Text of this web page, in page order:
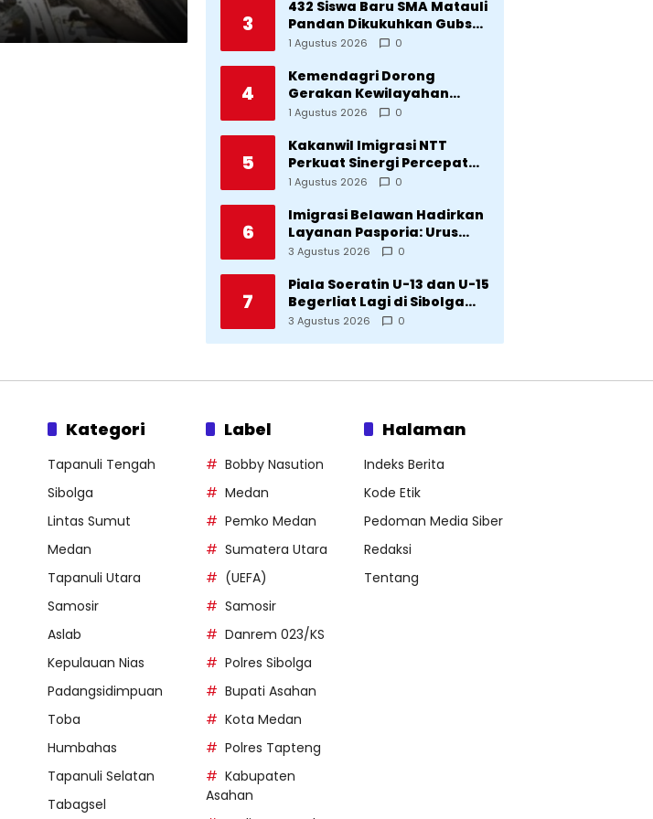
Bencana
3
432 Siswa Baru SMA Matauli
Pandan Dikukuhkan Gubsu:
32 Tahun Matauli Cetak
1 Agustus 2026 0
4
Kemendagri Dorong
Gerakan Kewilayahan
Lawan Tuberkulosis
1 Agustus 2026 0
5
Kakanwil Imigrasi NTT
Perkuat Sinergi Percepat
Pembentukan Kantor
1 Agustus 2026 0
6
Imigrasi Belawan Hadirkan
Layanan Pasporia: Urus
Paspor di Hari Libur
3 Agustus 2026 0
7
Piala Soeratin U-13 dan U-15
Begerliat Lagi di Sibolga
Setelah Stadion Horas
3 Agustus 2026 0
Kategori
Tapanuli Tengah
Sibolga
Lintas Sumut
Medan
Tapanuli Utara
Samosir
Aslab
Kepulauan Nias
Padangsidimpuan
Toba
Humbahas
Tapanuli Selatan
Tabagsel
Label
Bobby Nasution
Medan
Pemko Medan
Sumatera Utara
(UEFA)
Samosir
Danrem 023/KS
Polres Sibolga
Bupati Asahan
Kota Medan
Polres Tapteng
Kabupaten
Asahan
Halaman
Indeks Berita
Kode Etik
Pedoman Media Siber
Redaksi
Tentang